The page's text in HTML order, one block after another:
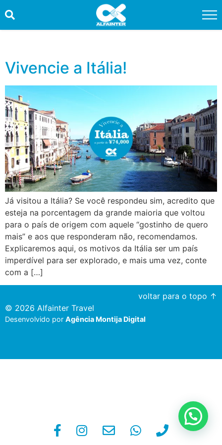
PROMOÇÕES
QUEM SOMOS
SERVIÇOS
INFORMAÇÕES ÚTEIS
CONTATO
TRABALHE CONOSCO
OUVIDORIA
Vivencie a Itália!
Já visitou a Itália? Se você respondeu sim, acredito que
esteja na porcentagem da grande maioria que voltou
para o país de origem com aquele “gostinho de quero
mais” e aos que responderam não, recomendamos.
Explicaremos aqui, os motivos da Itália ser um país
imperdível para ser explorado, e mais uma vez, conte
com a […]
voltar para o topo ↑
© 2026 Alfainter Travel
Desenvolvido por Agência Montija Digital